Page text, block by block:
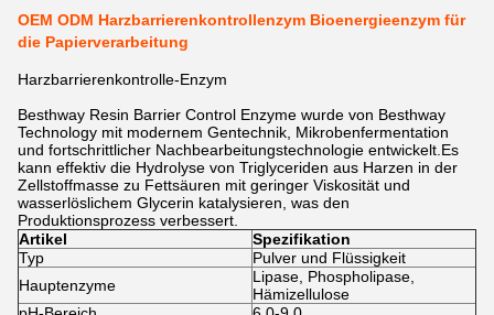
OEM ODM Harzbarrierenkontrollenzym Bioenergieenzym für
die Papierverarbeitung
Harzbarrierenkontrolle-Enzym
Besthway Resin Barrier Control Enzyme wurde von Besthway
Technology mit modernem Gentechnik, Mikrobenfermentation
und fortschrittlicher Nachbearbeitungstechnologie entwickelt.Es
kann effektiv die Hydrolyse von Triglyceriden aus Harzen in der
Zellstoffmasse zu Fettsäuren mit geringer Viskosität und
wasserlöslichem Glycerin katalysieren, was den
Produktionsprozess verbessert.
Artikel
Spezifikation
Typ
Pulver und Flüssigkeit
Hauptenzyme
Lipase, Phospholipase,
Hämizellulose